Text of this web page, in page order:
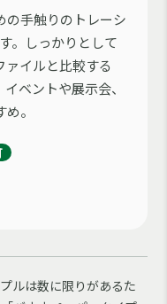
の手触りのトレーシ
。しっかりとして
イルと比較する
ベントや展示会、
。
ルは数に限りがあるた